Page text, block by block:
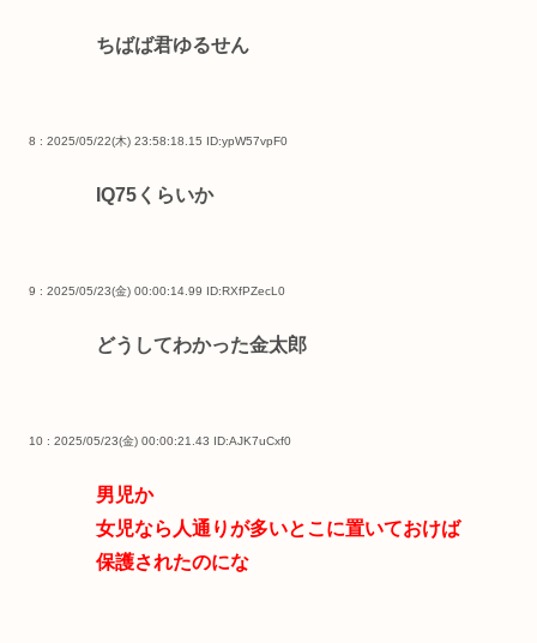
ちばば君ゆるせん
8 : 2025/05/22(木) 23:58:18.15 ID:ypW57vpF0
IQ75くらいか
9 : 2025/05/23(金) 00:00:14.99 ID:RXfPZecL0
どうしてわかった金太郎
10 : 2025/05/23(金) 00:00:21.43 ID:AJK7uCxf0
男児か
女児なら人通りが多いとこに置いておけば
保護されたのにな